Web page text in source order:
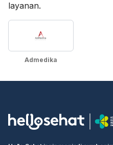
layanan.
Admedika